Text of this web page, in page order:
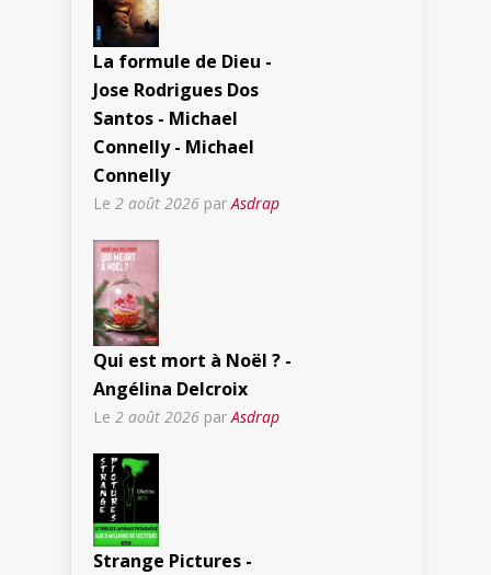
La formule de Dieu -
Jose Rodrigues Dos
Santos - Michael
Connelly - Michael
Connelly
Le 2 août 2026 parAsdrap
Qui est mort à Noël ? -
Angélina Delcroix
Le 2 août 2026 par Asdrap
Strange Pictures -